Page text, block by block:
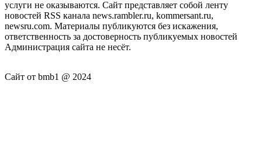
услуги не оказываются. Сайт представляет собой ленту
новостей RSS канала news.rambler.ru, kommersant.ru,
newsru.com. Материалы публикуются без искажения,
ответственность за достоверность публикуемых новостей
Администрация сайта не несёт.
Сайт от bmb1 @ 2024